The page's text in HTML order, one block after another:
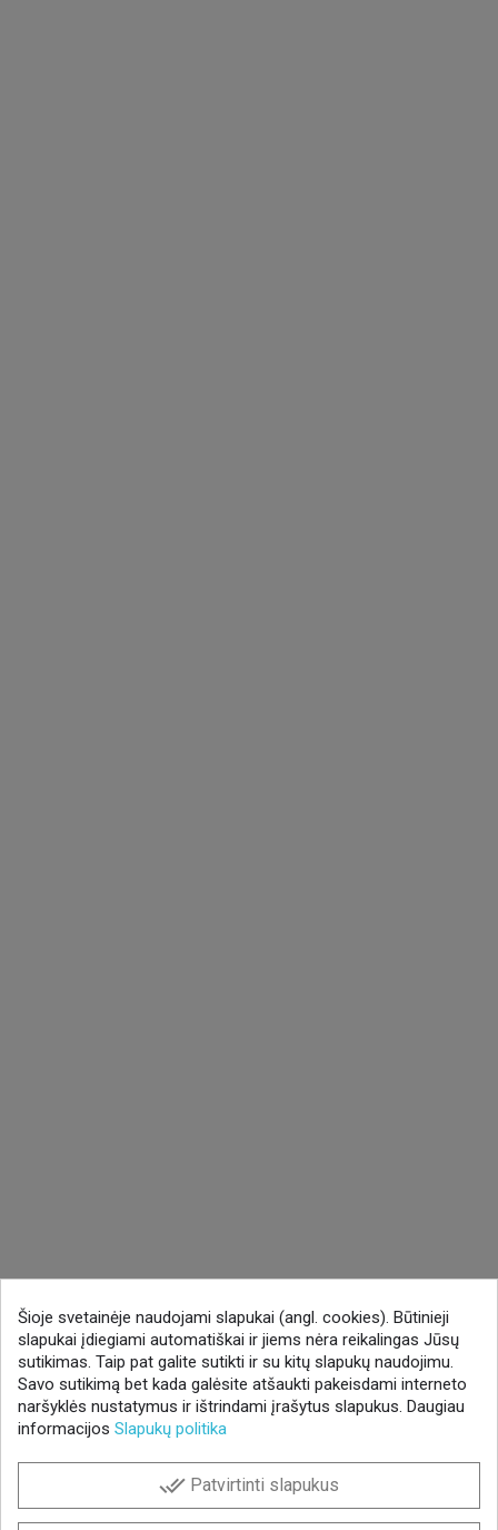
Šioje svetainėje naudojami slapukai (angl. cookies). Būtinieji
slapukai įdiegiami automatiškai ir jiems nėra reikalingas Jūsų
sutikimas. Taip pat galite sutikti ir su kitų slapukų naudojimu.
Savo sutikimą bet kada galėsite atšaukti pakeisdami interneto
naršyklės nustatymus ir ištrindami įrašytus slapukus. Daugiau
informacijos Slapukų politika
done_all Patvirtinti slapukus